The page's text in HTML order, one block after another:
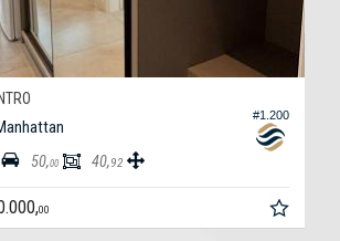
#1.200
50,00 40,92
00